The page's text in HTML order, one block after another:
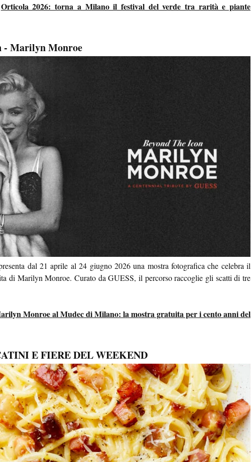
Orticola 2026: torna a Milano il festival del verde tra rarità e piante
- Marilyn Monroe
dal 21 aprile al 24 giugno 2026 una mostra fotografica che celebra il
di Marilyn Monroe. Curato da GUESS, il percorso raccoglie gli scatti di tre
Monroe al Mudec di Milano: la mostra gratuita per i cento anni del
E FIERE DEL WEEKEND